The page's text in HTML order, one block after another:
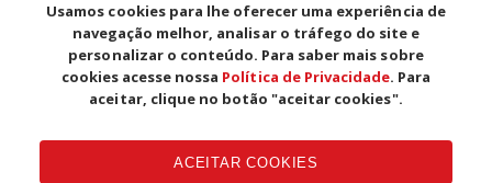
SDS, Edifício Venâncio III, Salas 101/106
CEP: 70393-902 - Brasília - DF
Telefone (61) 3225-1003 - E-mail cnte@cnte.org.br
Trabalhadores(as) na Base
Usamos cookies para lhe oferecer uma experiência de
navegação melhor, analisar o tráfego do site e
personalizar o conteúdo. Para saber mais sobre
cookies acesse nossa Política de Privacidade. Para
aceitar, clique no botão "aceitar cookies".
ACEITAR COOKIES